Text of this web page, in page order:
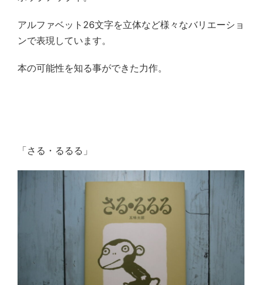
アルファベット 26文字を立体など様々なバリエーショ
ンで表現しています。
本の可能性を知る事ができた力作。
「さる・るるる」